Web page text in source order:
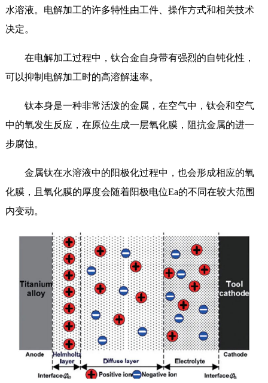
水溶液。电解加工的许多特性由工件、操作方式和相关技术
决定。
在电解加工过程中，钛合金自身带有强烈的自钝化性，
可以抑制电解加工时的高溶解速率。
钛本身是一种非常活泼的金属，在空气中，钛会和空气
中的氧发生反应，在原位生成一层氧化膜，阻抗金属的进一
步腐蚀。
金属钛在水溶液中的阳极化过程中，也会形成相应的氧
化膜，且氧化膜的厚度会随着阳极电位Ea的不同在较大范围
内变动。